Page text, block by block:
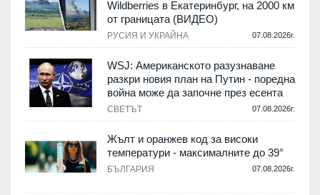
Wildberries в Екатеринбург, на 2000 км
от границата (ВИДЕО)
РУСИЯ И УКРАЙНА 07.08.2026г.
WSJ: Американското разузнаване
разкри новия план на Путин - поредна
война може да започне през есента
СВЕТЪТ 07.08.2026г.
Жълт и оранжев код за високи
температури - максималните до 39°
БЪЛГАРИЯ 07.08.2026г.